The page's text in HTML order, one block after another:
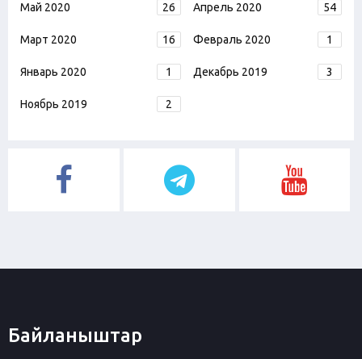
Май 2020 26 Апрель 2020 54
Март 2020 16 Февраль 2020 1
Январь 2020 1 Декабрь 2019 3
Ноябрь 2019 2
Байланыштар